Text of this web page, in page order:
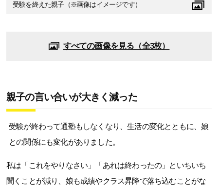
受験を終えた親子（※画像はイメージです）
すべての画像を見る（全3枚）
親子の言い合いが大きく減った
受験が終わって通塾もしなくなり、生活の変化とともに、娘
との関係にも変化がありました。
私は「これをやりなさい」「あれは終わったの」といちいち
聞くことが減り、娘も成績やクラス昇降で落ち込むことがな